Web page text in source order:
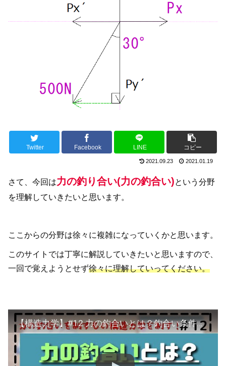
Twitter Facebook LINE コピー
2021.09.23 2021.01.19
さて、今回は力の釣り合い(力の釣合い)という分野
を理解していきたいと思います。
ここからの分野は徐々に複雑になっていくかと思います。
このサイトでは丁寧に解説していきたいと思いますので、
一回で覚えようとせず徐々に理解していってください。
【構造力学】#12 力の釣合いとは？釣合い条件をマスターしよう！